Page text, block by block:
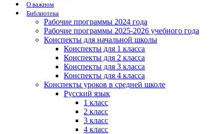
О важном
Библиотека
Рабочие программы 2024 года
Рабочие программы 2025-2026 учебного года
Конспекты для начальной школы
Конспекты для 1 класса
Конспекты для 2 класса
Конспекты для 3 класса
Конспекты для 4 класса
Конспекты уроков в средней школе
Русский язык
1 класс
2 класс
3 класс
4 класс